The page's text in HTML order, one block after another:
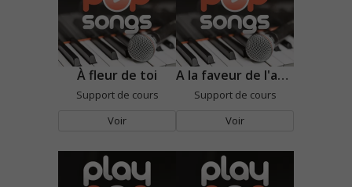
À fleur de toi
Support de cours
Voir
A la faveur de l'automne
Support de cours
Voir